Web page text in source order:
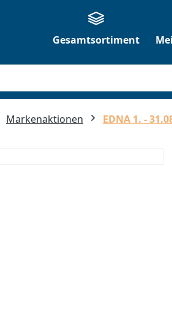
Gesamtsortiment
Markenaktionen EDNA 1. -